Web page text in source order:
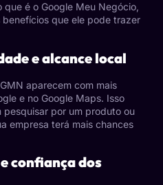
é o Google Meu Negócio,
que ele pode trazer
e alcance local
aparecem com mais
e no Google Maps. Isso
por um produto ou
empresa terá mais chances
confiança dos